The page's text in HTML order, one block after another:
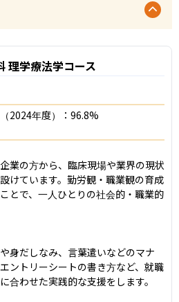
理学療法学コース
2024年度）：96.8%
業の方から、臨床現場や業界の現状
けています。勤労観・職業観の育成
とで、一人ひとりの社会的・職業的
身だしなみ、言葉遣いなどのマナ
ントリーシートの書き方など、就職
合わせた実践的な支援をします。